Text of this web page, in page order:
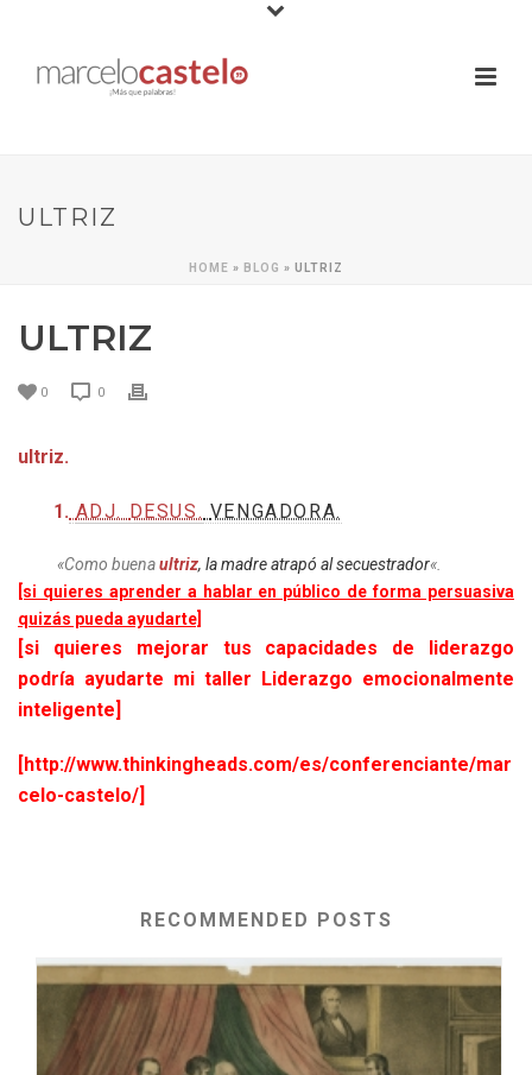
ULTRIZ
HOME » BLOG » ULTRIZ
ULTRIZ
0 0
ultriz.
1. ADJ. DESUS. VENGADORA.
«Como buenaultriz, la madre atrapó al secuestrador«.
[si quieres aprender a hablar en público de forma persuasiva
quizás pueda ayudarte]
[si quieres mejorar tus capacidades de liderazgo
podría ayudarte mi taller Liderazgo emocionalmente
inteligente]
[http://www.thinkingheads.com/es/conferenciante/mar
celo-castelo/]
RECOMMENDED POSTS